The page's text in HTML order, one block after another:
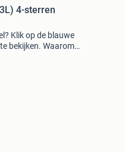
4-sterren
Klik op de blauwe
bekijken. Waarom